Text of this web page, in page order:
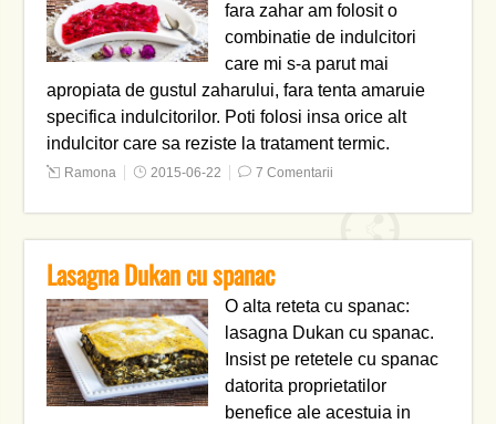
fara zahar am folosit o
combinatie de indulcitori
care mi s-a parut mai
apropiata de gustul zaharului, fara tenta amaruie
specifica indulcitorilor. Poti folosi insa orice alt
indulcitor care sa reziste la tratament termic.
Ramona 2015-06-22 7 Comentarii
Lasagna Dukan cu spanac
O alta reteta cu spanac:
lasagna Dukan cu spanac.
Insist pe retetele cu spanac
datorita proprietatilor
benefice ale acestuia in